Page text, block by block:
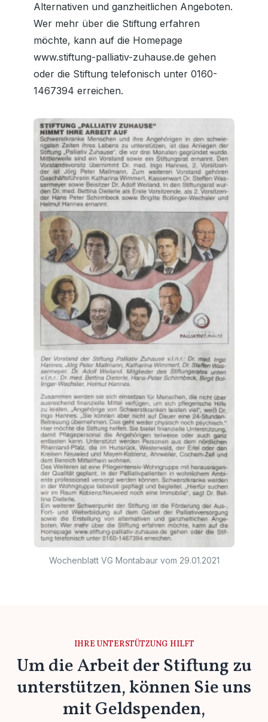
Alternativen und ganzheitlichen Angeboten.
Wer mehr über die Stiftung erfahren
möchte, kann auf die Homepage
www.stiftung-palliativ-zuhause.de gehen
oder die Stiftung telefonisch unter 0160-
1467394 erreichen.
Wochenblatt VG Montabaur vom 29.01.2021
IHRE UNTERSTÜTZUNG HILFT
Um die Arbeit der Stiftung zu
unterstützen, können Sie uns
mit Geldspenden,